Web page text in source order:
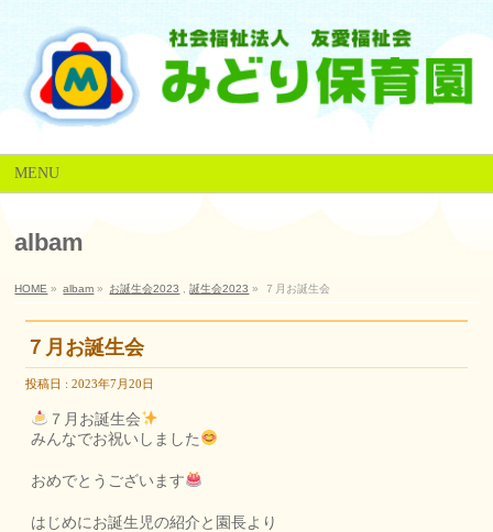
MENU
albam
HOME » albam » お誕生会2023 ,誕生会2023 » ７月お誕生会
７月お誕生会
投稿日 : 2023年7月20日
７月お誕生会
みんなでお祝いしました
おめでとうございます
はじめにお誕生児の紹介と園長より